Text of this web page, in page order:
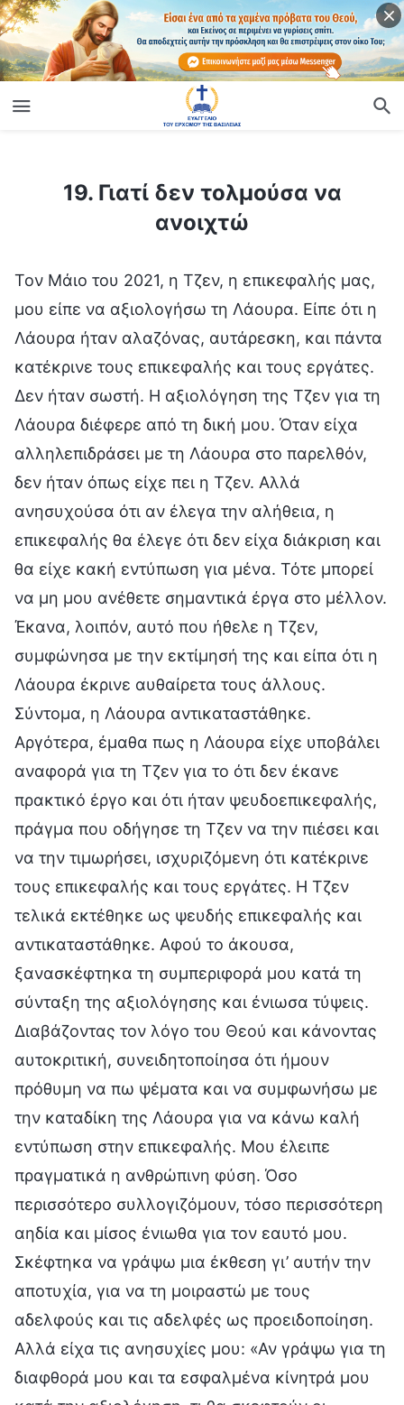
19. Γιατί δεν τολμούσα να ανοιχτώ
19. Γιατί δεν τολμούσα να
ανοιχτώ
Τον Μάιο του 2021, η Τζεν, η επικεφαλής μας,
μου είπε να αξιολογήσω τη Λάουρα. Είπε ότι η
Λάουρα ήταν αλαζόνας, αυτάρεσκη, και πάντα
κατέκρινε τους επικεφαλής και τους εργάτες.
Δεν ήταν σωστή. Η αξιολόγηση της Τζεν για τη
Λάουρα διέφερε από τη δική μου. Όταν είχα
αλληλεπιδράσει με τη Λάουρα στο παρελθόν,
δεν ήταν όπως είχε πει η Τζεν. Αλλά
ανησυχούσα ότι αν έλεγα την αλήθεια, η
επικεφαλής θα έλεγε ότι δεν είχα διάκριση και
θα είχε κακή εντύπωση για μένα. Τότε μπορεί
να μη μου ανέθετε σημαντικά έργα στο μέλλον.
Έκανα, λοιπόν, αυτό που ήθελε η Τζεν,
συμφώνησα με την εκτίμησή της και είπα ότι η
Λάουρα έκρινε αυθαίρετα τους άλλους.
Σύντομα, η Λάουρα αντικαταστάθηκε.
Αργότερα, έμαθα πως η Λάουρα είχε υποβάλει
αναφορά για τη Τζεν για το ότι δεν έκανε
πρακτικό έργο και ότι ήταν ψευδοεπικεφαλής,
πράγμα που οδήγησε τη Τζεν να την πιέσει και
να την τιμωρήσει, ισχυριζόμενη ότι κατέκρινε
τους επικεφαλής και τους εργάτες. Η Τζεν
τελικά εκτέθηκε ως ψευδής επικεφαλής και
αντικαταστάθηκε. Αφού το άκουσα,
ξανασκέφτηκα τη συμπεριφορά μου κατά τη
σύνταξη της αξιολόγησης και ένιωσα τύψεις.
Διαβάζοντας τον λόγο του Θεού και κάνοντας
αυτοκριτική, συνειδητοποίησα ότι ήμουν
πρόθυμη να πω ψέματα και να συμφωνήσω με
την καταδίκη της Λάουρα για να κάνω καλή
εντύπωση στην επικεφαλής. Μου έλειπε
πραγματικά η ανθρώπινη φύση. Όσο
περισσότερο συλλογιζόμουν, τόσο περισσότερη
αηδία και μίσος ένιωθα για τον εαυτό μου.
Σκέφτηκα να γράψω μια έκθεση γι’ αυτήν την
αποτυχία, για να τη μοιραστώ με τους
αδελφούς και τις αδελφές ως προειδοποίηση.
Αλλά είχα τις ανησυχίες μου: «Αν γράψω για τη
διαφθορά μου και τα εσφαλμένα κίνητρά μου